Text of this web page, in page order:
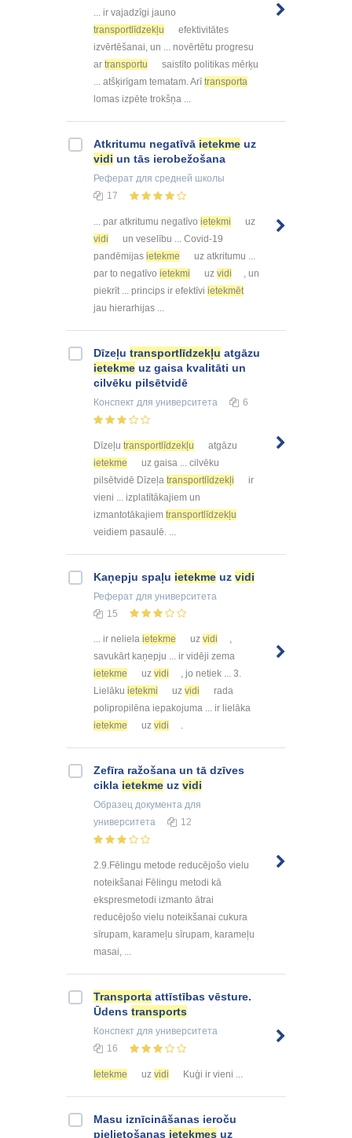
... ir vajadzīgi jauno
transportlīdzekļu
efektivitātes
izvērtēšanai, un ... novērtētu progresu
ar transportu
saistīto politikas mērķu
... atšķirīgam tematam. Arītransporta
lomas izpēte trokšņa ...
Atkritumu negatīvā ietekme uz
vidi un tās ierobežošana
Реферат для средней школы
17
... par atkritumu negatīvo ietekmi
uz
vidi
un veselību ... Covid-19
pandēmijas ietekme
uz atkritumu ...
par to negatīvo ietekmi uz vidi
, un
piekrīt ... princips ir efektīvi ietekmēt
jau hierarhijas ...
Dīzeļu transportlīdzekļu atgāzu
ietekme uz gaisa kvalitāti un
cilvēku pilsētvidē
Конспект для университета 6
Dīzeļu transportlīdzekļu
atgāzu
ietekme
uz gaisa ... cilvēku
pilsētvidē Dīzeļa transportlīdzekļi
ir
vieni ... izplatītākajiem un
izmantotākajiem transportlīdzekļu
veidiem pasaulē. ...
Kaņepju spaļu ietekme uz vidi
Реферат для университета
15
... ir neliela ietekme uz vidi
,
savukārt kaņepju ... ir vidēji zema
ietekme
uz vidi
, jo netiek ... 3.
Lielāku ietekmi uz vidi
rada
polipropilēna iepakojuma ... ir lielāka
ietekme
uz vidi .
Zefīra ražošana un tā dzīves
cikla ietekme uz vidi
Образец документа для
университета
12
2.9.Fēlingu metode reducējošo vielu
noteikšanai Fēlingu metodi kā
ekspresmetodi izmanto ātrai
reducējošo vielu noteikšanai cukura
sīrupam, karameļu sīrupam, karameļu
masai, ...
Transporta attīstības vēsture.
Ūdens transports
Конспект для университета
16
Ietekme uz vidi Kuģi ir vieni ...
Masu iznīcināšanas ieroču
pielietošanas ietekmes uz